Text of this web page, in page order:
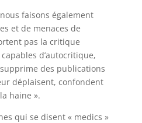
faisons également
et de menaces de
pas la critique
d’autocritique,
des publications
déplaisent, confondent
haine ».
qui se disent « medics »